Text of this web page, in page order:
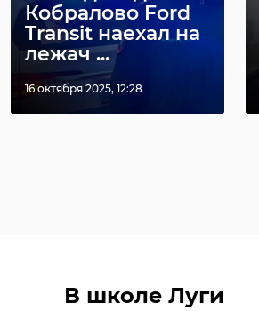
Кобралово Ford
Transit наехал на
лежач ...
16 октября 2025, 12:28
В школе Луги